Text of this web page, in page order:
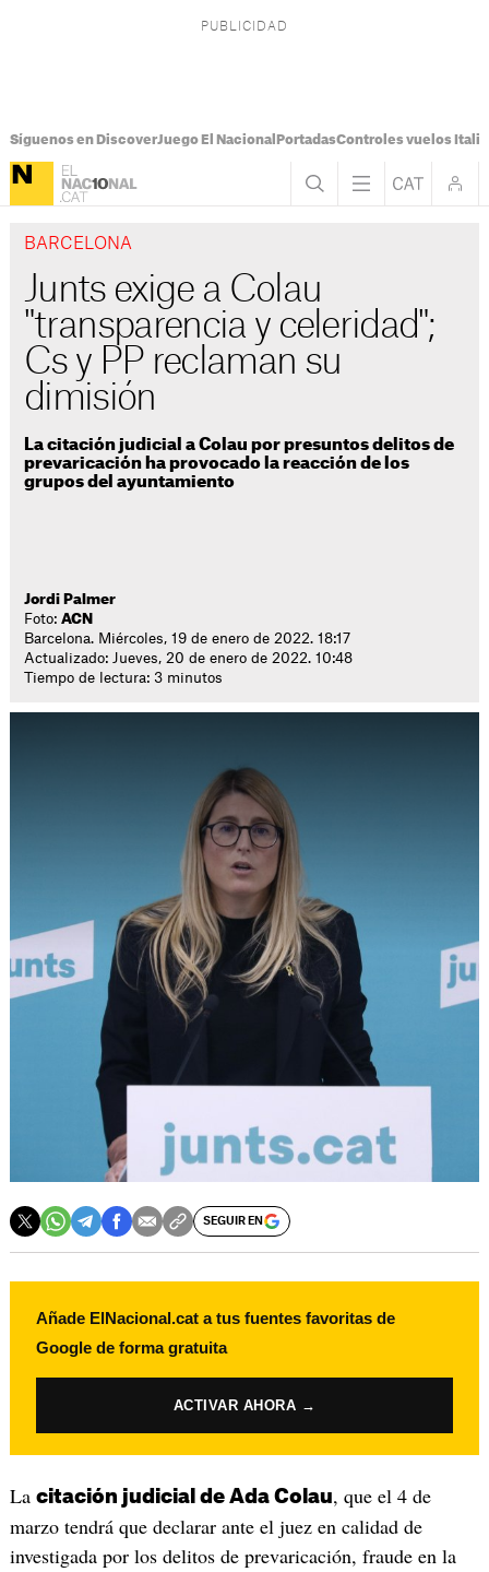
Síguenos en DiscoverJuego El Nacional PortadasControles vuelos Italia
BARCELONA
Junts exige a Colau
"transparencia y celeridad";
Cs y PP reclaman su
dimisión
La citación judicial a Colau por presuntos delitos de
prevaricación ha provocado la reacción de los
grupos del ayuntamiento
Jordi Palmer
Foto:ACN
Barcelona. Miércoles, 19 de enero de 2022. 18:17
Actualizado: Jueves, 20 de enero de 2022. 10:48
Tiempo de lectura: 3 minutos
SEGUIR EN
Añade ElNacional.cat a tus fuentes favoritas de
Google de forma gratuita
ACTIVAR AHORA →
La citación judicial de Ada Colau, que el 4 de
marzo tendrá que declarar ante el juez en calidad de
investigada por los delitos de prevaricación, fraude en la